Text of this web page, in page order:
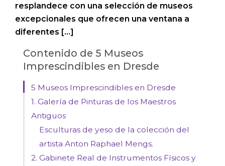
resplandece con una selección de museos
excepcionales que ofrecen una ventana a
diferentes […]
Contenido de 5 Museos
Imprescindibles en Dresde
5 Museos Imprescindibles en Dresde
1. Galería de Pinturas de los Maestros
Antiguos
Esculturas de yeso de la colección del
artista Anton Raphael Mengs.
2. Gabinete Real de Instrumentos Físicos y